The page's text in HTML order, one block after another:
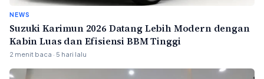
NEWS
Suzuki Karimun 2026 Datang Lebih Modern dengan
Kabin Luas dan Efisiensi BBM Tinggi
2 menit baca · 5 hari lalu